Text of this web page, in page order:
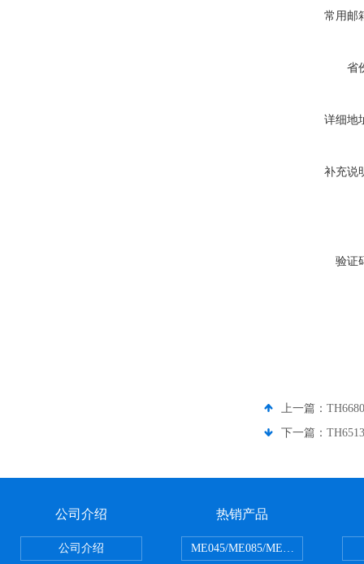
常用邮
省
详细地
补充说
验证
上一篇：
下一篇：
公司介绍
公司介绍
热销产品
ME045/ME085/ME150ME系列